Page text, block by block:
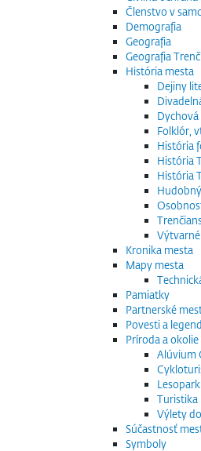
Členstvo v
Demografia
Geografia
Geografia
História mesta
Dejiny
Folklór,
História
História
História
Kronika mesta
Mapy mesta
Pamiatky
Partnerské
Povesti a
Príroda a okolie
Alúvium
Turistika
Výlety
Súčastnosť
Symboly